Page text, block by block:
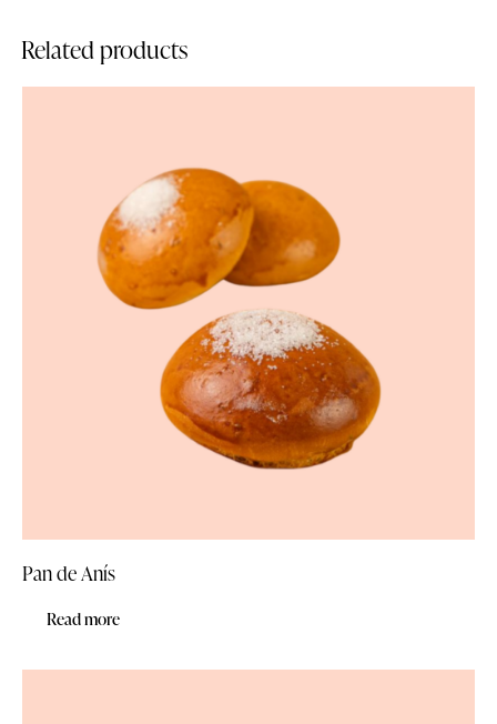
Related products
Pan de Anís
Read more